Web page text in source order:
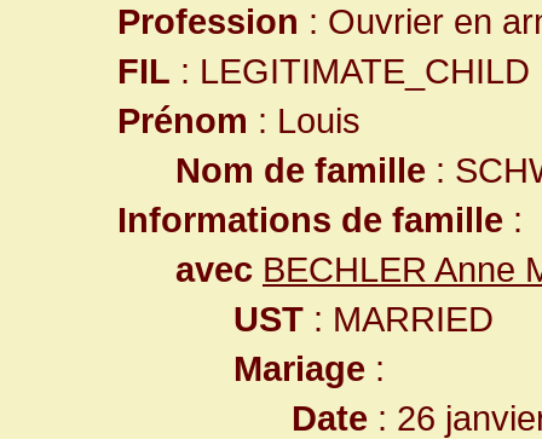
Profession : Ouvrier en
FIL : LEGITIMATE_CHILD
Prénom : Louis
Nom de famille :
Informations de famille :
avec BECHLER Anne
UST : MARRIED
Mariage :
Date : 26